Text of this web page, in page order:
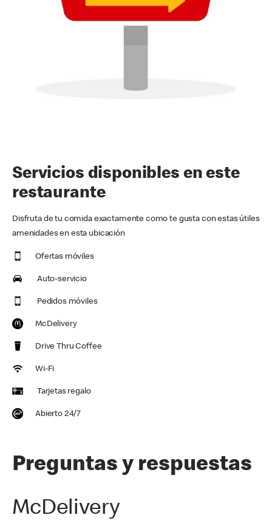
Servicios disponibles en este
restaurante
Disfruta de tu comida exactamente como te gusta con estas útiles
amenidades en esta ubicación
Ofertas móviles
Auto-servicio
Pedidos móviles
McDelivery
Drive Thru Coffee
Wi-Fi
Tarjetas regalo
Abierto 24/7
Preguntas y respuestas
McDelivery